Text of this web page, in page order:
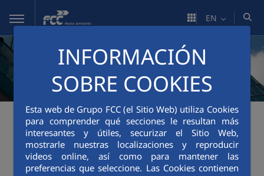
Skip to Main Content
INFORMACIÓN
SOBRE COOKIES
Esta web de Grupo FCC (el Sitio Web) utiliza Cookies
para comprender qué secciones le resultan más
interesantes y útiles, securizar el Sitio Web,
mostrarle nuestras localizaciones y reproducir
videos online, así como para mantener las
preferencias que seleccione. Las Cookies contienen
EN
Investor Agenda Shareholder and
Investor Relations